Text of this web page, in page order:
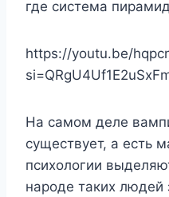
где система
https://youtu.be/
На самом деле
существует, а есть
психологии
народе таких